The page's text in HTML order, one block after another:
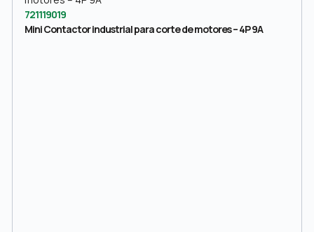
721119019
Mini Contactor industrial para corte de motores – 4P 9A